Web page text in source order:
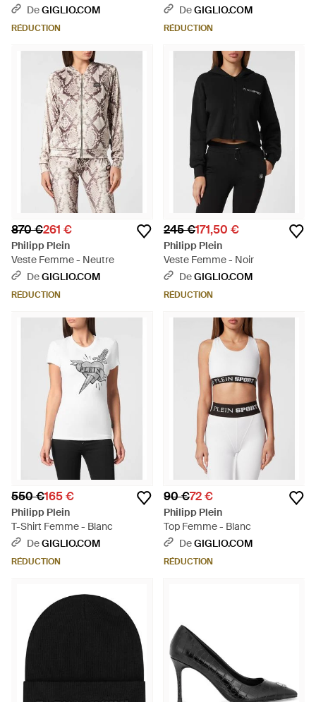
DeGIGLIO.COM
RÉDUCTION
DeGIGLIO.COM
RÉDUCTION
870 €261 €
Philipp Plein
Veste Femme - Neutre
DeGIGLIO.COM
RÉDUCTION
245 €171,50 €
Philipp Plein
Veste Femme - Noir
DeGIGLIO.COM
RÉDUCTION
550 €165 €
Philipp Plein
T-Shirt Femme - Blanc
DeGIGLIO.COM
RÉDUCTION
90 €72 €
Philipp Plein
Top Femme - Blanc
DeGIGLIO.COM
RÉDUCTION